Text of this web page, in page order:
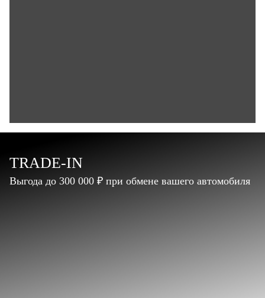
TRADE-IN
Выгода до 300 000 ₽ при обмене вашего автомобиля